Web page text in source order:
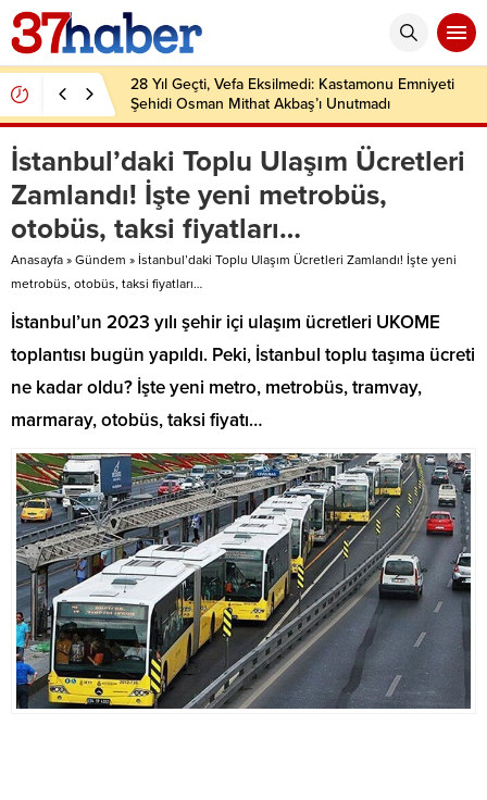
28 Yıl Geçti, Vefa Eksilmedi: Kastamonu Emniyeti
Şehidi Osman Mithat Akbaş’ı Unutmadı
İstanbul’daki Toplu Ulaşım Ücretleri
Zamlandı! İşte yeni metrobüs,
otobüs, taksi fiyatları…
Anasayfa » Gündem » İstanbul’daki Toplu Ulaşım Ücretleri Zamlandı! İşte yeni
metrobüs, otobüs, taksi fiyatları…
İstanbul’un 2023 yılı şehir içi ulaşım ücretleri UKOME
toplantısı bugün yapıldı. Peki, İstanbul toplu taşıma ücreti
ne kadar oldu? İşte yeni metro, metrobüs, tramvay,
marmaray, otobüs, taksi fiyatı…